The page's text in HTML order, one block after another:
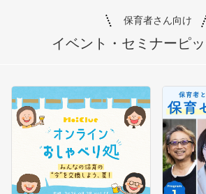
保育者さん向け
イベント・セミナーピ